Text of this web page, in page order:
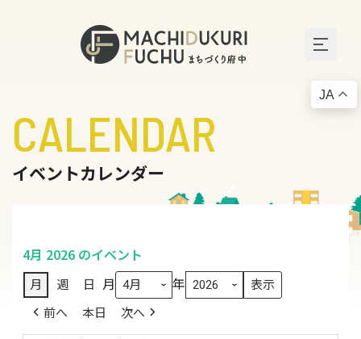
CALENDAR
イベントカレンダー
4月 2026 のイベント
月 週 日 月 年
前へ 本日 次へ
JA